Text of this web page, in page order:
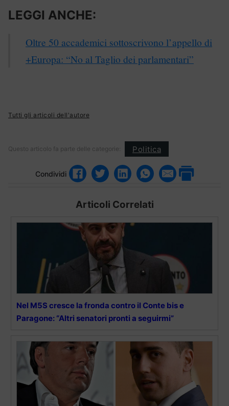
LEGGI ANCHE:
Oltre 50 accademici sottoscrivono l’appello di
+Europa: “No al Taglio dei parlamentari”
Tutti gli articoli dell'autore
Questo articolo fa parte delle categorie: Politica
Condividi
Articoli Correlati
Nel M5S cresce la fronda contro il Conte bis e
Paragone: “Altri senatori pronti a seguirmi”